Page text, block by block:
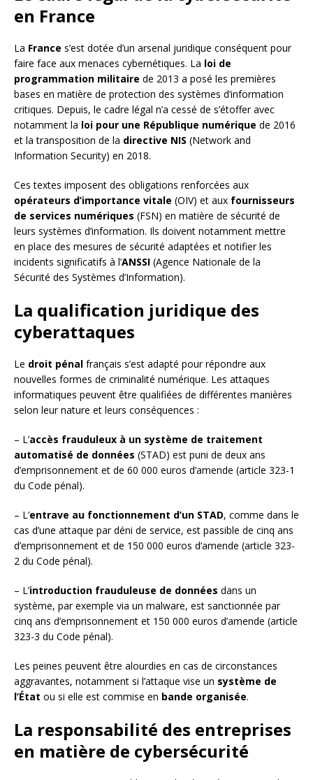
en France
La France s’est dotée d’un arsenal juridique conséquent pour
faire face aux menaces cybernétiques. La loi de
programmation militaire de 2013 a posé les premières
bases en matière de protection des systèmes d’information
critiques. Depuis, le cadre légal n’a cessé de s’étoffer avec
notamment la loi pour une République numérique de 2016
et la transposition de la directive NIS (Network and
Information Security) en 2018.
Ces textes imposent des obligations renforcées aux
opérateurs d’importance vitale (OIV) et aux fournisseurs
de services numériques (FSN) en matière de sécurité de
leurs systèmes d’information. Ils doivent notamment mettre
en place des mesures de sécurité adaptées et notifier les
incidents significatifs à l’ANSSI (Agence Nationale de la
Sécurité des Systèmes d’Information).
La qualification juridique des
cyberattaques
Le droit pénal français s’est adapté pour répondre aux
nouvelles formes de criminalité numérique. Les attaques
informatiques peuvent être qualifiées de différentes manières
selon leur nature et leurs conséquences :
– L’accès frauduleux à un système de traitement
automatisé de données (STAD) est puni de deux ans
d’emprisonnement et de 60 000 euros d’amende (article 323-1
du Code pénal).
– L’entrave au fonctionnement d’un STAD, comme dans le
cas d’une attaque par déni de service, est passible de cinq ans
d’emprisonnement et de 150 000 euros d’amende (article 323-
2 du Code pénal).
– L’introduction frauduleuse de données dans un
système, par exemple via un malware, est sanctionnée par
cinq ans d’emprisonnement et 150 000 euros d’amende (article
323-3 du Code pénal).
Les peines peuvent être alourdies en cas de circonstances
aggravantes, notamment si l’attaque vise un système de
l’État ou si elle est commise en bande organisée.
La responsabilité des entreprises
en matière de cybersécurité